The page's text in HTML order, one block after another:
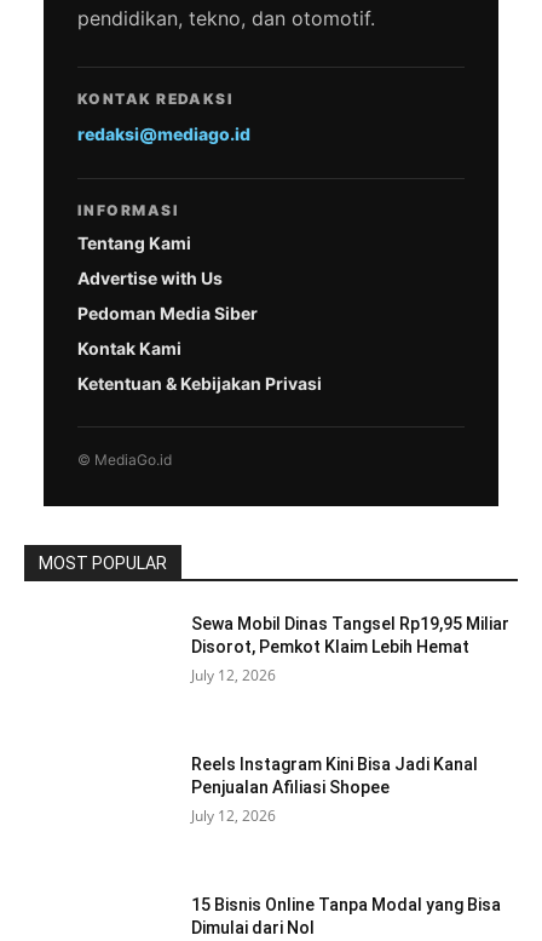
pendidikan, tekno, dan otomotif.
KONTAK REDAKSI
redaksi@mediago.id
INFORMASI
Tentang Kami
Advertise with Us
Pedoman Media Siber
Kontak Kami
Ketentuan & Kebijakan Privasi
© MediaGo.id
MOST POPULAR
Sewa Mobil Dinas Tangsel Rp19,95 Miliar
Disorot, Pemkot Klaim Lebih Hemat
July 12, 2026
Reels Instagram Kini Bisa Jadi Kanal
Penjualan Afiliasi Shopee
July 12, 2026
15 Bisnis Online Tanpa Modal yang Bisa
Dimulai dari Nol